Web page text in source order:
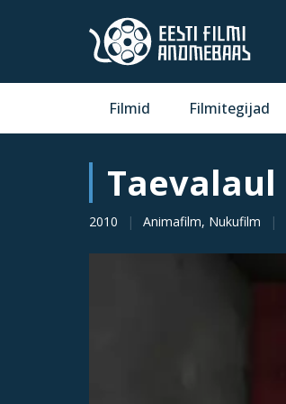
Filmid Filmitegijad
Taevalaul
2010 Animafilm, Nukufilm